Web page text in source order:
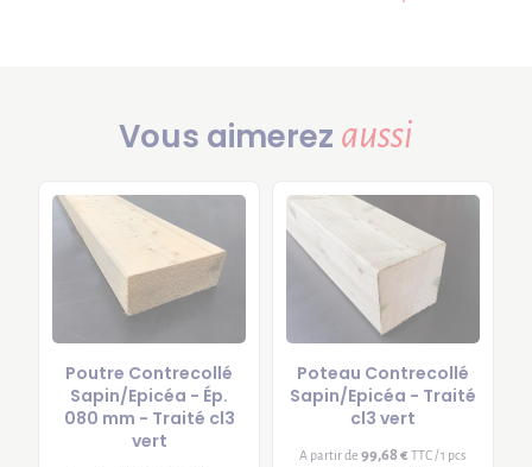
Vous aimerez aussi
Poutre Contrecollé
Sapin/Epicéa - Ép.
080 mm - Traité cl3
vert
Poteau Contrecollé
Sapin/Epicéa - Traité
cl3 vert
A partir de99,68 € TTC / 1 pcs